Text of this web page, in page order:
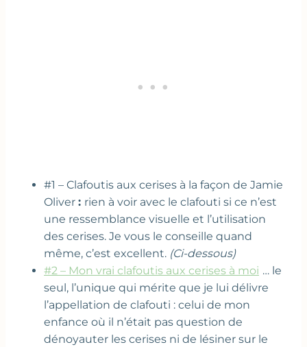
#1 – Clafoutis aux cerises à la façon de Jamie
Oliver : rien à voir avec le clafouti si ce n’est
une ressemblance visuelle et l’utilisation
des cerises. Je vous le conseille quand
même, c’est excellent. (Ci-dessous)
#2 – Mon vrai clafoutis aux cerises à moi … le
seul, l’unique qui mérite que je lui délivre
l’appellation de clafouti : celui de mon
enfance où il n’était pas question de
dénoyauter les cerises ni de lésiner sur le